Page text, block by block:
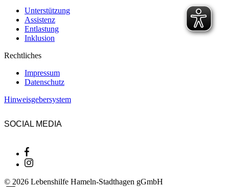
Unterstützung
Assistenz
Entlastung
Inklusion
Rechtliches
Impressum
Datenschutz
Hinweisgebersystem
SOCIAL MEDIA
© 2026 Lebenshilfe Hameln-Stadthagen gGmbH